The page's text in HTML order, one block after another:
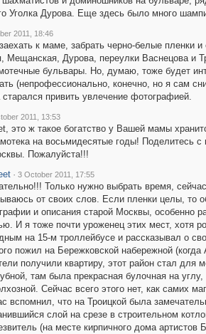
Уголка Дурова. Еще здесь было много
2011, 18:46
к маме, забрать черно-белые пленки
Мещанская, Дурова, переулки Васнецова и
бульвары. Но, думаю, тоже будет
(непрофессионально, конечно, но я сам
старался привить увлечение фотографией.
2011, 13:53
это ж такое богатство у Вашей мамы
на восьмидесятые годы! Поделитесь с
Пожалуйста!!!
· 3 October 2011, 17:55
Только нужно выбрать время,
от своих слов. Если пленки целы, то
и описания старой Москвы, особенно
И я тоже почти уроженец этих мест, хотя
на 15-м троллейбусе и рассказывал о
пожил на Бережковской набережной
получили квартиру, этот район стал
там была прекрасная булочная на
Сейчас всего этого нет, как самих
вспомнил, что на Троицкой была
слой на срезе в строительном
(на месте кирпичного дома